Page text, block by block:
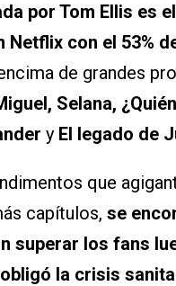
por Tom Ellis es
Netflix con el 53%
de grandes
Selana,
y El legado de
que
capítulos, se
superar los fans
la crisis